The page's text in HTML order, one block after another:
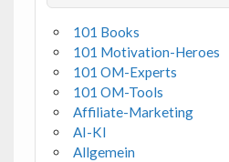
101 Books
101 Motivation-Heroes
101 OM-Experts
101 OM-Tools
Affiliate-Marketing
AI-KI
Allgemein